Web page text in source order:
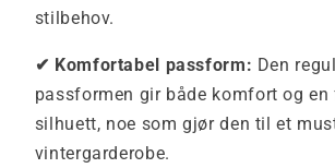
stilbehov.
✔ Komfortabel passform: Den
passformen gir både komfort og en
silhuett, noe som gjør den til et
vintergarderobe.